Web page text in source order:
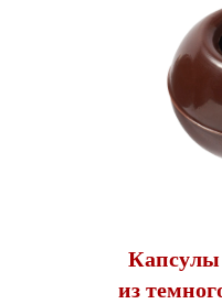
Капсулы
из